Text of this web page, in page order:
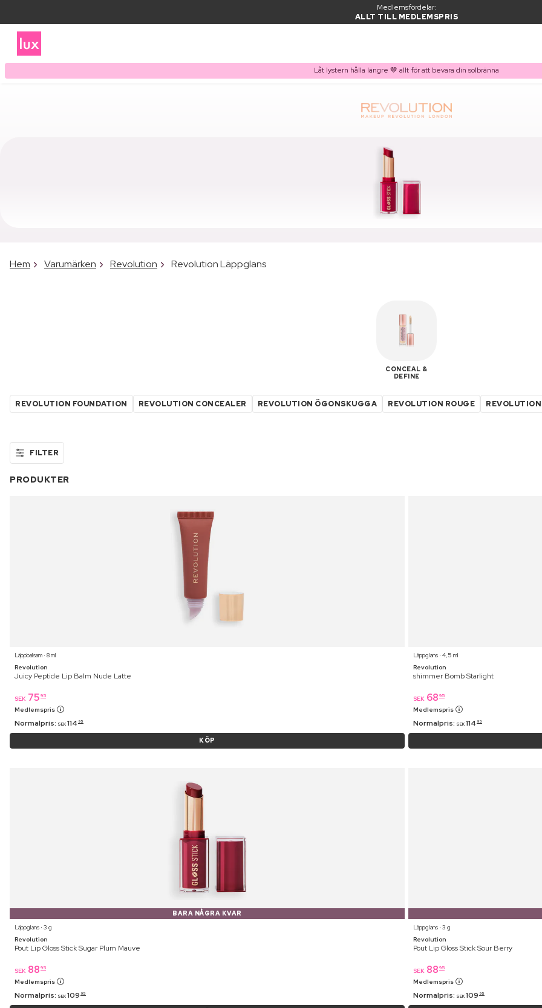
Medlemsfördelar:
ALLT TILL MEDLEMSPRIS
Låt lystern hålla längre 🤎 allt för att bevara din solbränna
Hem Varumärken Revolution Revolution Läppglans
CONCEAL &
DEFINE
REVOLUTION FOUNDATION REVOLUTION CONCEALER REVOLUTION ÖGONSKUGGA REVOLUTION ROUGE
FILTER
PRODUKTER
Läppbalsam ⋅ 8 ml
Revolution
Juicy Peptide Lip Balm Nude Latte
SEK 75 95
Medlemspris
Normalpris: SEK 114 95
KÖP
Läppglans ⋅ 4,5 ml
Revolution
shimmer Bomb Starlight
SEK 68 95
Medlemspris
Normalpris: SEK 114 95
BARA NÅGRA KVAR
Läppglans ⋅ 3 g
Revolution
Pout Lip Gloss Stick Sugar Plum Mauve
SEK 88 95
Medlemspris
Normalpris: SEK 109 95
Läppglans ⋅ 3 g
Revolution
Pout Lip Gloss Stick Sour Berry
SEK 88 95
Medlemspris
Normalpris: SEK 109 95